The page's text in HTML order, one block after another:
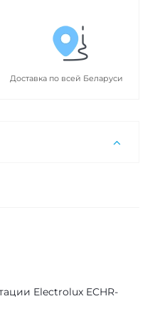
Доставка по всей Беларуси
Electrolux ECHR-